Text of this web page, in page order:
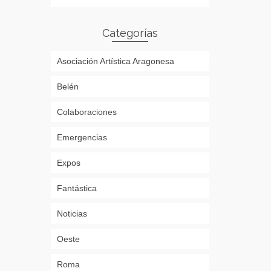
Categorías
Asociación Artística Aragonesa
Belén
Colaboraciones
Emergencias
Expos
Fantástica
Noticias
Oeste
Roma